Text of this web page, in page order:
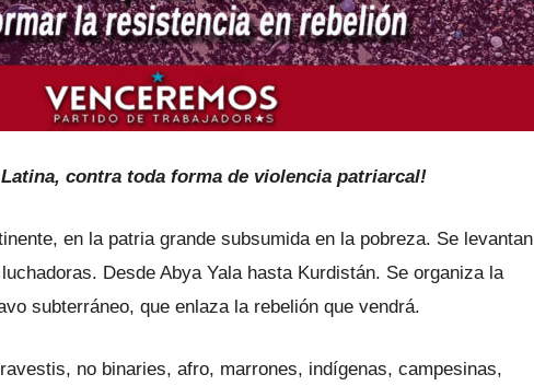
contra toda forma de violencia patriarcal!
en la patria grande subsumida en la pobreza. Se levantan
Desde Abya Yala hasta Kurdistán. Se organiza la
subterráneo, que enlaza la rebelión que vendrá.
no binaries, afro, marrones, indígenas, campesinas,